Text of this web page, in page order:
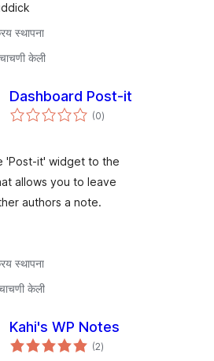
स्थापना
केली
Dashboard Post-it
(0एकूण
मूल्यांकन
)
'Post-it' widget to the
allows you to leave
authors a note.
स्थापना
केली
Kahi's WP Notes
(2एकूण
मूल्यांकन
)